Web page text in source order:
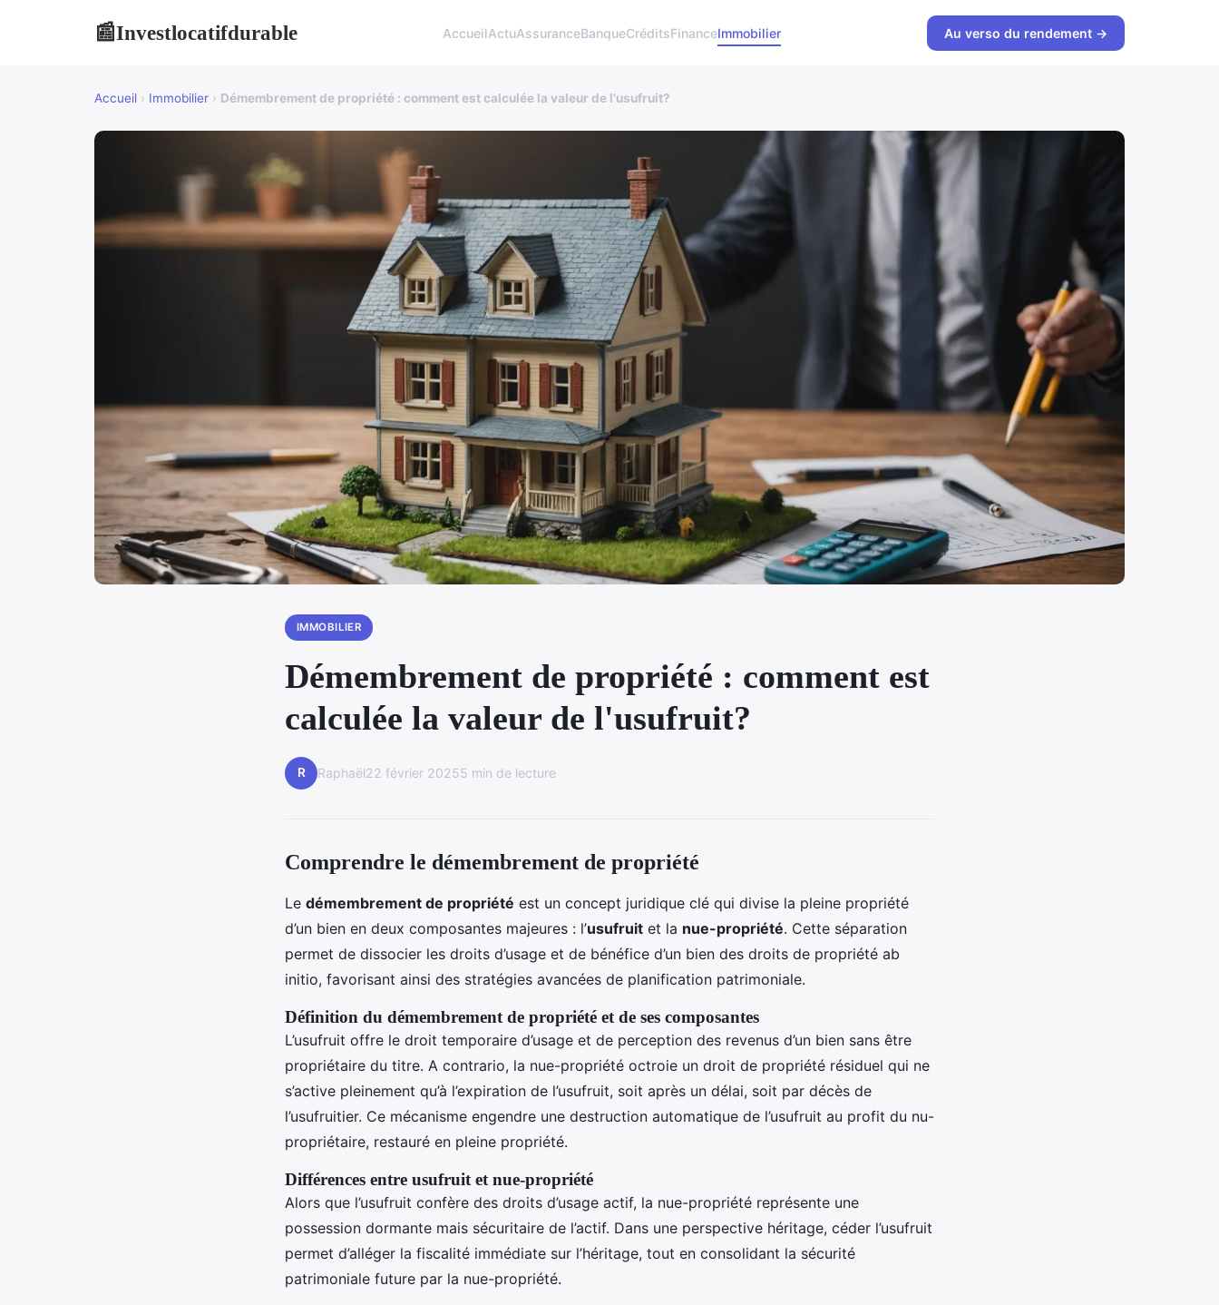
📰Investlocatifdurable AccueilActuAssuranceBanqueCréditsFinanceImmobilier Au verso du rendement →
Accueil › Immobilier › Démembrement de propriété : comment est calculée la valeur de l'usufruit?
IMMOBILIER
Démembrement de propriété : comment est
calculée la valeur de l'usufruit?
R Raphaël22 février 20255 min de lecture
Comprendre le démembrement de propriété
Le démembrement de propriété est un concept juridique clé qui divise la pleine propriété
d’un bien en deux composantes majeures : l’usufruit et la nue-propriété. Cette séparation
permet de dissocier les droits d’usage et de bénéfice d’un bien des droits de propriété ab
initio, favorisant ainsi des stratégies avancées de planification patrimoniale.
Définition du démembrement de propriété et de ses composantes
L’usufruit offre le droit temporaire d’usage et de perception des revenus d’un bien sans être
propriétaire du titre. A contrario, la nue-propriété octroie un droit de propriété résiduel qui ne
s’active pleinement qu’à l’expiration de l’usufruit, soit après un délai, soit par décès de
l’usufruitier. Ce mécanisme engendre une destruction automatique de l’usufruit au profit du nu-
propriétaire, restauré en pleine propriété.
Différences entre usufruit et nue-propriété
Alors que l’usufruit confère des droits d’usage actif, la nue-propriété représente une
possession dormante mais sécuritaire de l’actif. Dans une perspective héritage, céder l’usufruit
permet d’alléger la fiscalité immédiate sur l’héritage, tout en consolidant la sécurité
patrimoniale future par la nue-propriété.